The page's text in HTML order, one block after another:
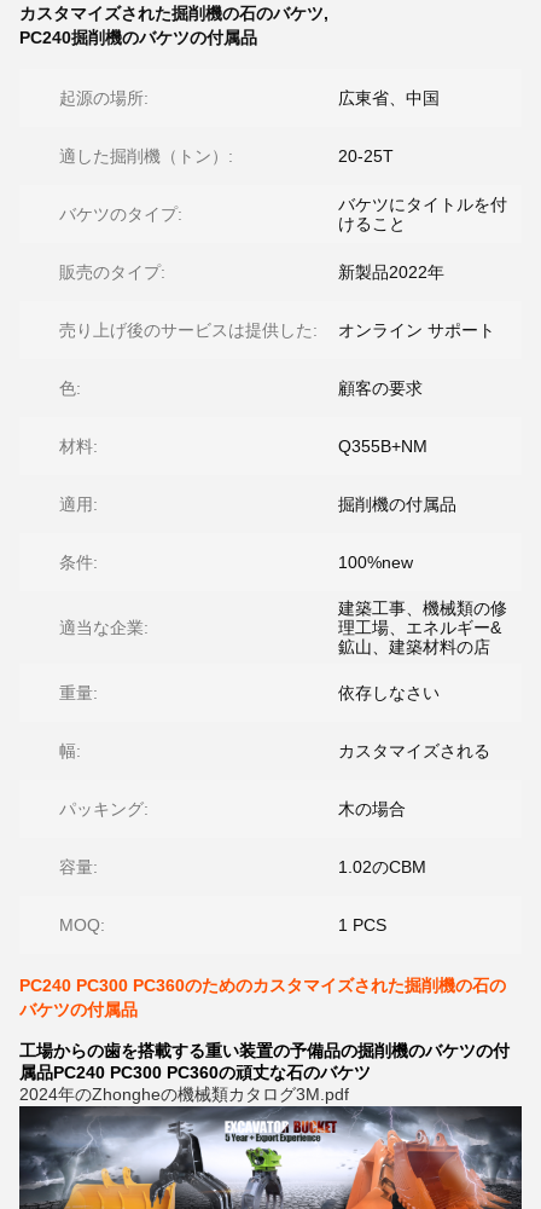
カスタマイズされた掘削機の石のバケツ,
PC240掘削機のバケツの付属品
起源の場所: 広東省、中国
適した掘削機（トン）: 20-25T
バケツのタイプ:
バケツにタイトルを付
けること
販売のタイプ: 新製品2022年
売り上げ後のサービスは提供した: オンライン サポート
色: 顧客の要求
材料: Q355B+NM
適用: 掘削機の付属品
条件: 100%new
適当な企業:
建築工事、機械類の修
理工場、エネルギー&
鉱山、建築材料の店
重量: 依存しなさい
幅: カスタマイズされる
パッキング: 木の場合
容量: 1.02のCBM
MOQ: 1 PCS
PC240 PC300 PC360のためのカスタマイズされた掘削機の石の
バケツの付属品
工場からの歯を搭載する重い装置の予備品の掘削機のバケツの付
属品PC240 PC300 PC360の頑丈な石のバケツ
2024年のZhongheの機械類カタログ3M.pdf